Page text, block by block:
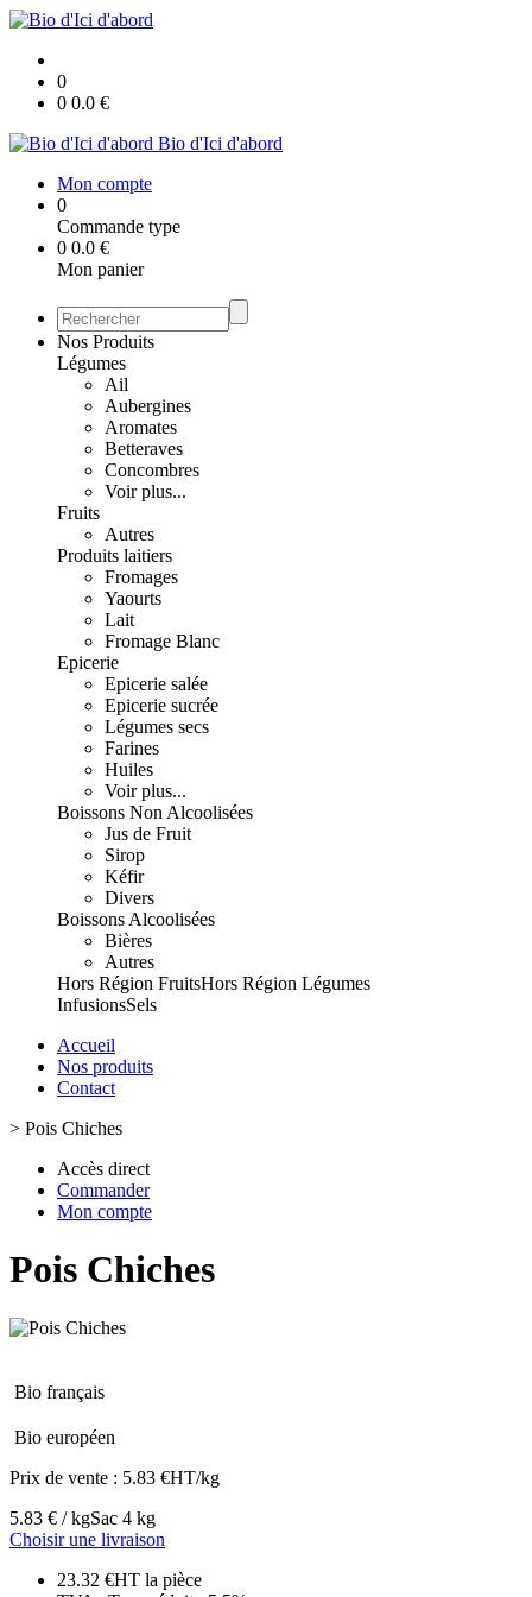
0
0 0.0 €
Bio d'Ici d'abord
Mon compte
0
Commande type
0 0.0 €
Mon panier
Nos Produits
Légumes
Ail
Aubergines
Aromates
Betteraves
Concombres
Voir plus...
Fruits
Autres
Produits laitiers
Fromages
Yaourts
Lait
Fromage Blanc
Epicerie
Epicerie salée
Epicerie sucrée
Légumes secs
Farines
Huiles
Voir plus...
Boissons Non Alcoolisées
Jus de Fruit
Sirop
Kéfir
Divers
Boissons Alcoolisées
Bières
Autres
Hors Région FruitsHors Région Légumes
InfusionsSels
Accueil
Nos produits
Contact
> Pois Chiches
Accès direct
Commander
Mon compte
Pois Chiches
Bio français
Bio européen
Prix de vente : 5.83 €HT/kg
5.83 € / kgSac 4 kg
Choisir une livraison
23.32 €HT la pièce